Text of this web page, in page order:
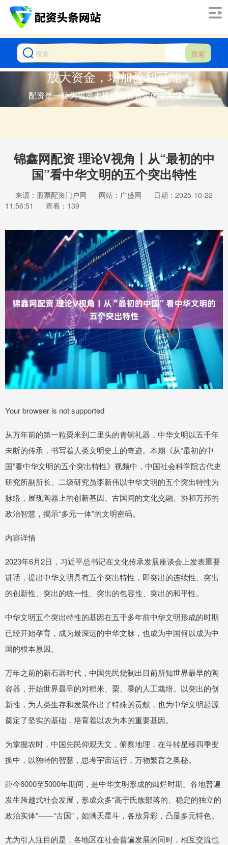
搜索
放大资金，增加盈利可能
配资是一种为投资者提供杠杆资金的金融服务！
锦鑫网配资 理论V视角丨从“最初的中
国”看中华文明的五个突出特性
来源：股票配资门户网 网站：广盛网
日期：2025-10-22
11:56:51
查看：139
Your browser is not supported
从万年前的第一粒粟米到二里头的青铜礼器，中华文明以五千年
未断的传承，书写着人类文明史上的奇迹。本期《从“最初的中
国”看中华文明的五个突出特性》视频中，中国社会科学院古代史
研究所副所长、二级研究员李新伟以中华文明的五个突出特性为
脉络，展现陶器上的创新基因、古国间的文化交融、协和万邦的
政治智慧，揭示“多元一体”的文明密码。
内容详情
2023年6月2日，习近平总书记在文化传承发展座谈会上发表重要
讲话，提出中华文明具有五个突出特性，即突出的连续性、突出
的创新性、突出的统一性、突出的包容性、突出的和平性。
中华文明五个突出特性的基因在五千多年前中华文明形成的时期
已经开始孕育，成为最深远的中华文脉，也成为中国何以成为中
国的根本原因。
万年之前的新石器时代，中国先民烧制出目前所知世界最早的陶
容器，开始世界最早的对稻米、粟、黍的人工栽培。以突出的创
新性，为人类生存和发展作出了特殊的贡献，也为中华文明起源
奠定了坚实的基础，培育着以农为本的重要基因。
为掌握农时，中国先民仰观天文，俯察地理，在斗转星移四季变
换中，以独特的智慧，思考宇宙运行，万物繁育之奥秘。
距今6000至5000年期间，是中华文明形成的灿烂时期。各地普遍
发生跨越式社会发展，形成众多“高于氏族部落的、稳定的独立的
政治实体”——“古国”，如满天星斗，各放异彩，凸显多元特色。
尤为引人注目的是，各地区在社会普遍发展的同时，相互交流也